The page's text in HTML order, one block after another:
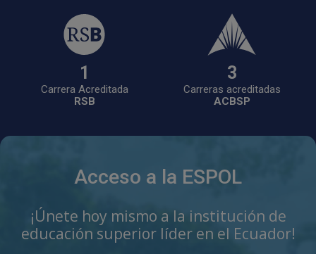
1
Carrera Acreditada
RSB
4
Carreras acreditadas
ACBSP
Acceso a la ESPOL
¡Únete hoy mismo a la institución de
educación superior líder en el Ecuador!